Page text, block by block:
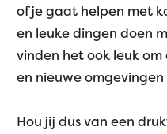
of je gaat helpen met
en leuke dingen doen
vinden het ook leuk
en nieuwe
Hou jij dus van een